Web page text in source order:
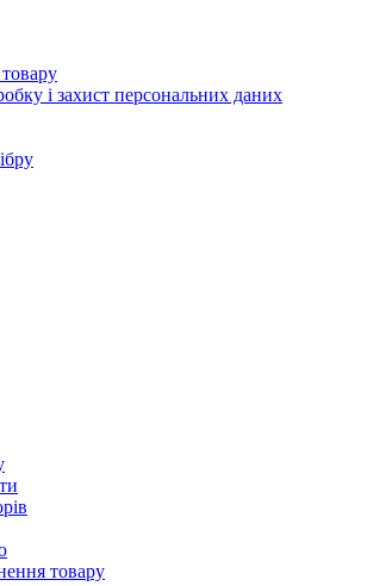
і захист персональних даних
товару